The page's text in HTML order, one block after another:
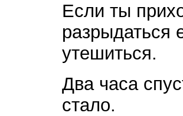
Если ты
разрыдаться
утешиться.
Два часа
стало.